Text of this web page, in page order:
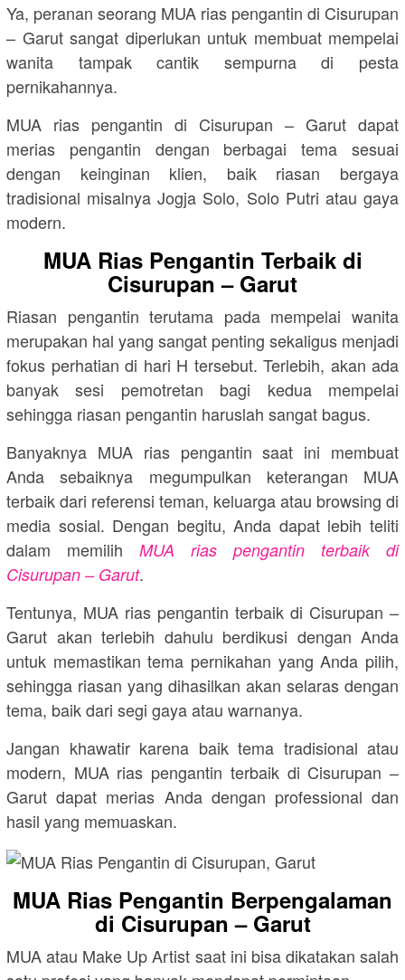
Ya, peranan seorang MUA rias pengantin di Cisurupan
– Garut sangat diperlukan untuk membuat mempelai
wanita tampak cantik sempurna di pesta
pernikahannya.
MUA rias pengantin di Cisurupan – Garut dapat
merias pengantin dengan berbagai tema sesuai
dengan keinginan klien, baik riasan bergaya
tradisional misalnya Jogja Solo, Solo Putri atau gaya
modern.
MUA Rias Pengantin Terbaik di
Cisurupan – Garut
Riasan pengantin terutama pada mempelai wanita
merupakan hal yang sangat penting sekaligus menjadi
fokus perhatian di hari H tersebut. Terlebih, akan ada
banyak sesi pemotretan bagi kedua mempelai
sehingga riasan pengantin haruslah sangat bagus.
Banyaknya MUA rias pengantin saat ini membuat
Anda sebaiknya megumpulkan keterangan MUA
terbaik dari referensi teman, keluarga atau browsing di
media sosial. Dengan begitu, Anda dapat lebih teliti
dalam memilih MUA rias pengantin terbaik di
Cisurupan – Garut.
Tentunya, MUA rias pengantin terbaik di Cisurupan –
Garut akan terlebih dahulu berdikusi dengan Anda
untuk memastikan tema pernikahan yang Anda pilih,
sehingga riasan yang dihasilkan akan selaras dengan
tema, baik dari segi gaya atau warnanya.
Jangan khawatir karena baik tema tradisional atau
modern, MUA rias pengantin terbaik di Cisurupan –
Garut dapat merias Anda dengan professional dan
hasil yang memuaskan.
MUA Rias Pengantin Berpengalaman
di Cisurupan – Garut
MUA atau Make Up Artist saat ini bisa dikatakan salah